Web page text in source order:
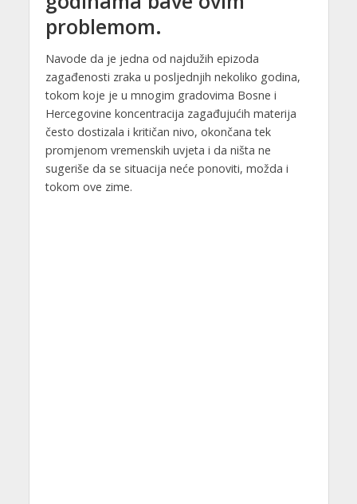
problemom.
Navode da je jedna od najdužih epizoda
zagađenosti zraka u posljednjih nekoliko godina,
tokom koje je u mnogim gradovima Bosne i
Hercegovine koncentracija zagađujućih materija
često dostizala i kritičan nivo, okončana tek
promjenom vremenskih uvjeta i da ništa ne
sugeriše da se situacija neće ponoviti, možda i
tokom ove zime.